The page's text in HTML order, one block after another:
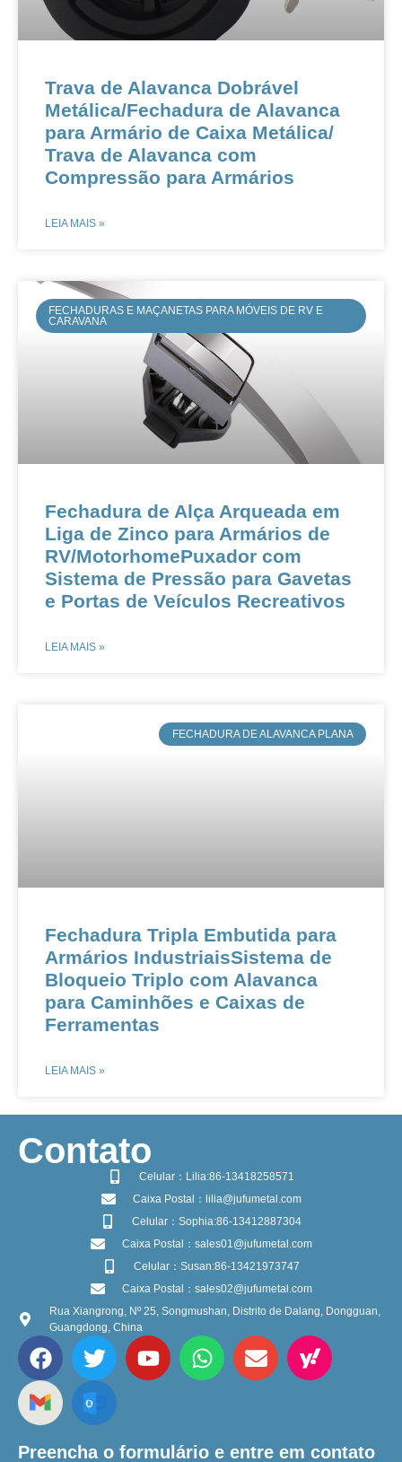
Trava de Alavanca Dobrável
Metálica​/​​Fechadura de Alavanca
para Armário de Caixa Metálica​/​​
Trava de Alavanca com
Compressão para Armários​
LEIA MAIS »
FECHADURAS E MAÇANETAS PARA MÓVEIS DE RV E
CARAVANA
Fechadura de Alça Arqueada em
Liga de Zinco para Armários de
RV/MotorhomePuxador com
Sistema de Pressão para Gavetas
e Portas de Veículos Recreativos
LEIA MAIS »
​FECHADURA DE ALAVANCA PLANA
Fechadura Tripla Embutida para
Armários IndustriaisSistema de
Bloqueio Triplo com Alavanca
para Caminhões e Caixas de
Ferramentas
LEIA MAIS »
​Contato
Celular：Lilia:86-13418258571
Caixa Postal：lilia@jufumetal.com
Celular：Sophia:86-13412887304
Caixa Postal：sales01@jufumetal.com
Celular：Susan:86-13421973747
Caixa Postal：sales02@jufumetal.com
Rua Xiangrong, Nº 25, Songmushan, Distrito de Dalang, Dongguan,
Guangdong, China
Preencha o formulário e entre em contato